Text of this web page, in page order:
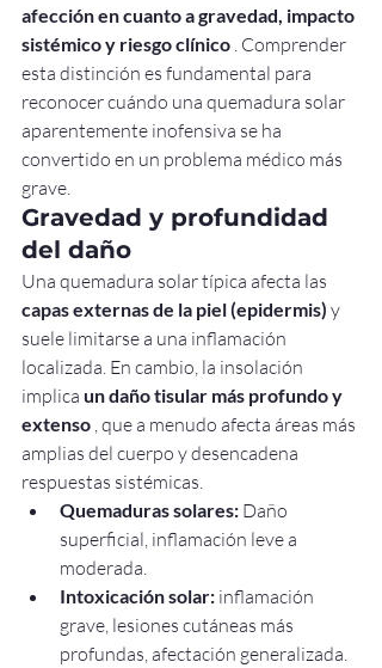
afección en cuanto a gravedad, impacto
sistémico y riesgo clínico . Comprender
esta distinción es fundamental para
reconocer cuándo una quemadura solar
aparentemente inofensiva se ha
convertido en un problema médico más
grave.
Gravedad y profundidad
del daño
Una quemadura solar típica afecta las
capas externas de la piel (epidermis) y
suele limitarse a una inflamación
localizada. En cambio, la insolación
implica un daño tisular más profundo y
extenso , que a menudo afecta áreas más
amplias del cuerpo y desencadena
respuestas sistémicas.
Quemaduras solares: Daño
superficial, inflamación leve a
moderada.
Intoxicación solar: inflamación
grave, lesiones cutáneas más
profundas, afectación generalizada.